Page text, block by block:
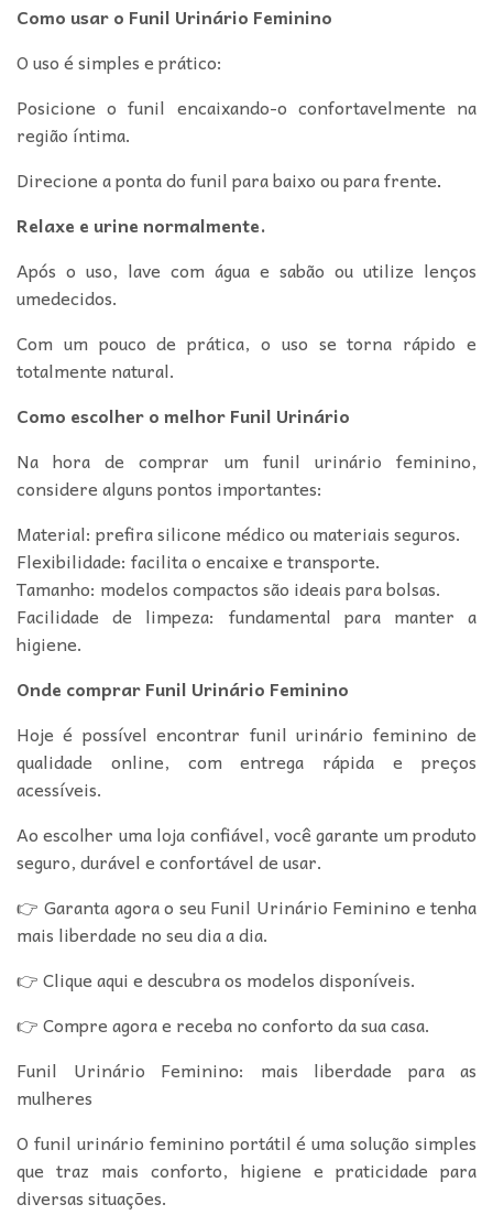
Como usar o Funil Urinário Feminino
O uso é simples e prático:
Posicione o funil encaixando-o confortavelmente na
região íntima.
Direcione a ponta do funil para baixo ou para frente.
Relaxe e urine normalmente.
Após o uso, lave com água e sabão ou utilize lenços
umedecidos.
Com um pouco de prática, o uso se torna rápido e
totalmente natural.
Como escolher o melhor Funil Urinário
Na hora de comprar um funil urinário feminino,
considere alguns pontos importantes:
Material: prefira silicone médico ou materiais seguros.
Flexibilidade: facilita o encaixe e transporte.
Tamanho: modelos compactos são ideais para bolsas.
Facilidade de limpeza: fundamental para manter a
higiene.
Onde comprar Funil Urinário Feminino
Hoje é possível encontrar funil urinário feminino de
qualidade online, com entrega rápida e preços
acessíveis.
Ao escolher uma loja confiável, você garante um produto
seguro, durável e confortável de usar.
👉 Garanta agora o seu Funil Urinário Feminino e tenha
mais liberdade no seu dia a dia.
👉 Clique aqui e descubra os modelos disponíveis.
👉 Compre agora e receba no conforto da sua casa.
Funil Urinário Feminino: mais liberdade para as
mulheres
O funil urinário feminino portátil é uma solução simples
que traz mais conforto, higiene e praticidade para
diversas situações.